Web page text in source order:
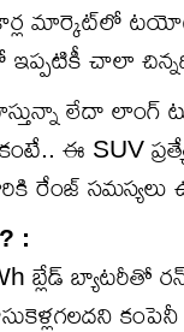
కార్ల మార్కెట్‌లో
ఇప్పటికీ చాలా
లేదా లాంగ్
ఈ SUV
రేంజ్ సమస్యలు
:
బ్లేడ్ బ్యాటరీతో